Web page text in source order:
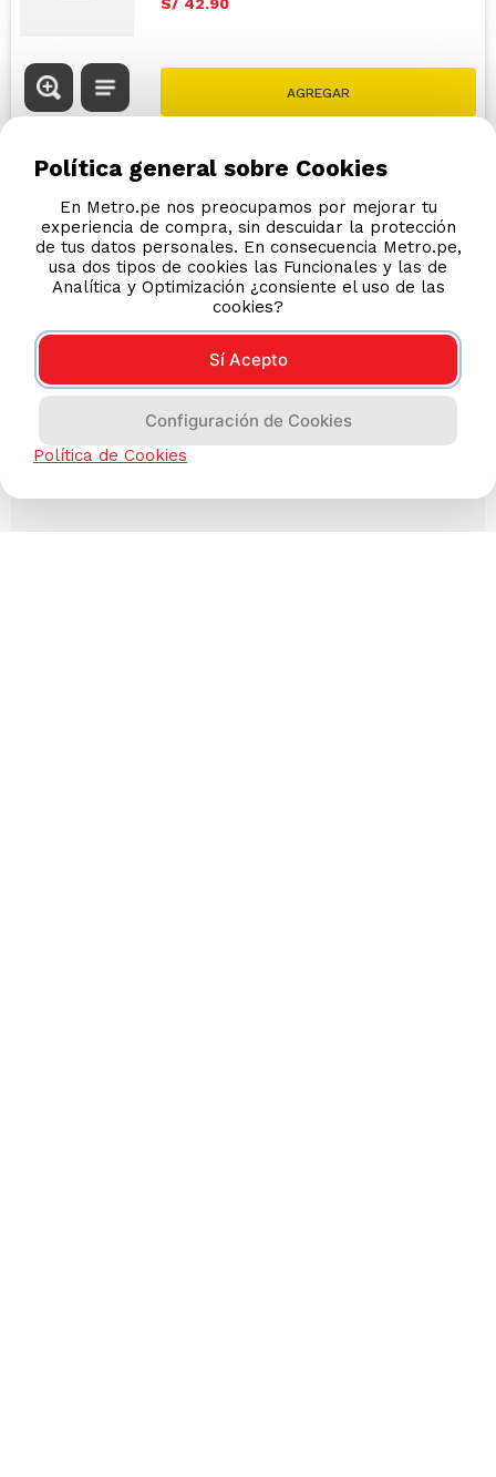
Política general sobre Cookies
En Metro.pe nos preocupamos por mejorar tu
experiencia de compra, sin descuidar la protección
de tus datos personales. En consecuencia Metro.pe,
usa dos tipos de cookies las Funcionales y las de
Analítica y Optimización ¿consiente el uso de las
cookies?
Sí Acepto
Configuración de Cookies
Política de Cookies